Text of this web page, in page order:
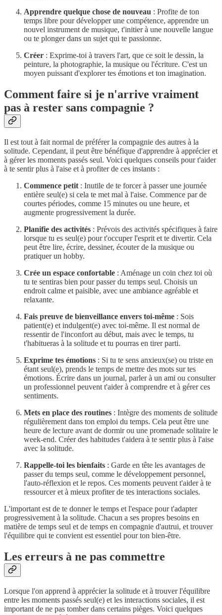
Apprendre quelque chose de nouveau : Profite de ton
temps libre pour développer une compétence, apprendre un
nouvel instrument de musique, t'initier à une nouvelle langue
ou te plonger dans un sujet qui te passionne.
Créer : Exprime-toi à travers l'art, que ce soit le dessin, la
peinture, la photographie, la musique ou l'écriture. C'est un
moyen puissant d'explorer tes émotions et ton imagination.
Comment faire si je n'arrive vraiment
pas à rester sans compagnie ?
Il est tout à fait normal de préférer la compagnie des autres à la
solitude. Cependant, il peut être bénéfique d'apprendre à apprécier et
à gérer les moments passés seul. Voici quelques conseils pour t'aider
à te sentir plus à l'aise et à profiter de ces instants :
Commence petit : Inutile de te forcer à passer une journée
entière seul(e) si cela te met mal à l'aise. Commence par de
courtes périodes, comme 15 minutes ou une heure, et
augmente progressivement la durée.
Planifie des activités : Prévois des activités spécifiques à faire
lorsque tu es seul(e) pour t'occuper l'esprit et te divertir. Cela
peut être lire, écrire, dessiner, écouter de la musique ou
pratiquer un hobby.
Crée un espace confortable : Aménage un coin chez toi où
tu te sentiras bien pour passer du temps seul. Choisis un
endroit calme et paisible, avec une ambiance agréable et
relaxante.
Fais preuve de bienveillance envers toi-même : Sois
patient(e) et indulgent(e) avec toi-même. Il est normal de
ressentir de l'inconfort au début, mais avec le temps, tu
t'habitueras à la solitude et tu pourras en tirer parti.
Exprime tes émotions : Si tu te sens anxieux(se) ou triste en
étant seul(e), prends le temps de mettre des mots sur tes
émotions. Écrire dans un journal, parler à un ami ou consulter
un professionnel peuvent t'aider à comprendre et à gérer ces
sentiments.
Mets en place des routines : Intègre des moments de solitude
régulièrement dans ton emploi du temps. Cela peut être une
heure de lecture avant de dormir ou une promenade solitaire le
week-end. Créer des habitudes t'aidera à te sentir plus à l'aise
avec la solitude.
Rappelle-toi les bienfaits : Garde en tête les avantages de
passer du temps seul, comme le développement personnel,
l'auto-réflexion et le repos. Ces moments peuvent t'aider à te
ressourcer et à mieux profiter de tes interactions sociales.
L'important est de te donner le temps et l'espace pour t'adapter
progressivement à la solitude. Chacun a ses propres besoins en
matière de temps seul et de temps en compagnie d'autrui, et trouver
l'équilibre qui te convient est essentiel pour ton bien-être.
Les erreurs à ne pas commettre
Lorsque l'on apprend à apprécier la solitude et à trouver l'équilibre
entre les moments passés seul(e) et les interactions sociales, il est
important de ne pas tomber dans certains pièges. Voici quelques